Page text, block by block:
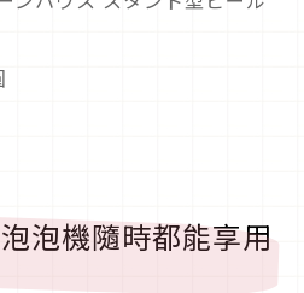
泡機隨時都能享用